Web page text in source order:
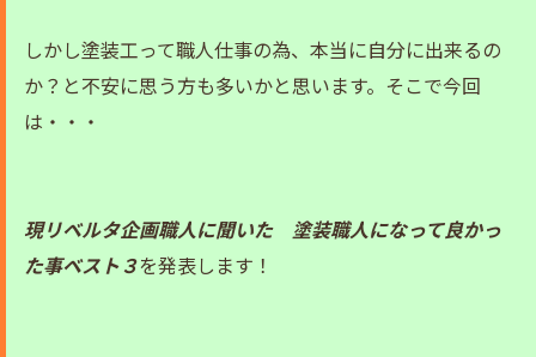
しかし塗装工って職人仕事の為、本当に自分に出来るの
か？と不安に思う方も多いかと思います。そこで今回
は・・・
現リベルタ企画職人に聞いた 塗装職人になって良かっ
た事ベスト３を発表します！